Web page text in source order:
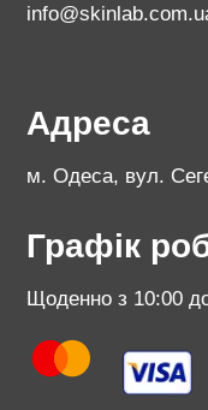
Адреса
м. Одеса, вул.
Графік
Щоденно з 10:00